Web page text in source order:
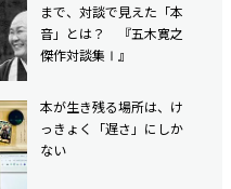
まで、対談で見えた「本
音」とは？ 『五木寛之
傑作対談集Ⅰ』
本が生き残る場所は、け
っきょく「遅さ」にしか
ない